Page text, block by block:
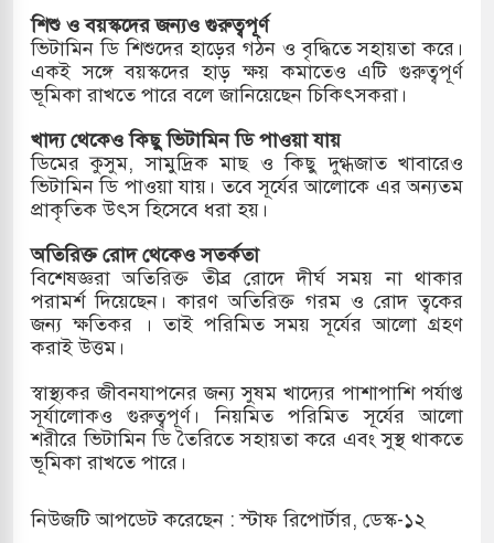
জুলাই গণঅভ্যুত্থান দিবস
একমাত্র আসামি অবসরপ্রাপ্ত সেনাসদস্য জামিনে
কেন্দ্রের ইউনিট-১ এ আবারও বিদ্যুৎ উৎপাদন
কুতুবদিয়া শিপিং চ্যানেলে জালের জড়ালে মারাত্মক
রুশ নাগরিকদের মারামারি: নিহত ১
শিশু ও বয়স্কদের জন্যও গুরুত্বপূর্ণ
ভিটামিন ডি শিশুদের হাড়ের গঠন ও বৃদ্ধিতে সহায়তা করে।
একই সঙ্গে বয়স্কদের হাড় ক্ষয় কমাতেও এটি গুরুত্বপূর্ণ
ভূমিকা রাখতে পারে বলে জানিয়েছেন চিকিৎসকরা।
খাদ্য থেকেও কিছু ভিটামিন ডি পাওয়া যায়
ডিমের কুসুম, সামুদ্রিক মাছ ও কিছু দুগ্ধজাত খাবারেও
ভিটামিন ডি পাওয়া যায়। তবে সূর্যের আলোকে এর অন্যতম
প্রাকৃতিক উৎস হিসেবে ধরা হয়।
অতিরিক্ত রোদ থেকেও সতর্কতা
বিশেষজ্ঞরা অতিরিক্ত তীব্র রোদে দীর্ঘ সময় না থাকার
পরামর্শ দিয়েছেন। কারণ অতিরিক্ত গরম ও রোদ ত্বকের
জন্য ক্ষতিকর । তাই পরিমিত সময় সূর্যের আলো গ্রহণ
করাই উত্তম।
স্বাস্থ্যকর জীবনযাপনের জন্য সুষম খাদ্যের পাশাপাশি পর্যাপ্ত
সূর্যালোকও গুরুত্বপূর্ণ। নিয়মিত পরিমিত সূর্যের আলো
শরীরে ভিটামিন ডি তৈরিতে সহায়তা করে এবং সুস্থ থাকতে
ভূমিকা রাখতে পারে।
নিউজটি আপডেট করেছেন : স্টাফ রিপোর্টার, ডেস্ক-১২